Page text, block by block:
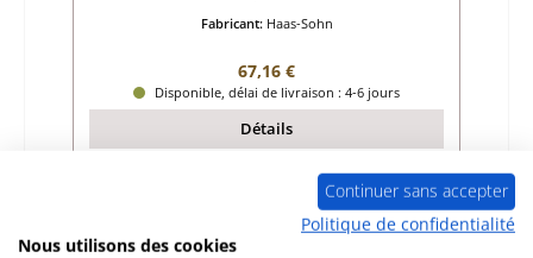
Fabricant: Haas-Sohn
Prix régulier :
67,16 €
Disponible, délai de livraison : 4-6 jours
Détails
Continuer sans accepter
Politique de confidentialité
Nous utilisons des cookies